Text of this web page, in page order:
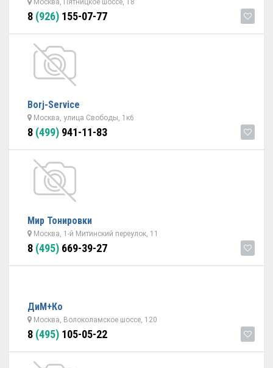
Москва, Пятницкое шоссе, 18
8 (926) 155-07-77
Borj-Service
Москва, улица Свободы, 1к6
8 (499) 941-11-83
Мир Тонировки
Москва, 1-й Митинский переулок, 11
8 (495) 669-39-27
ДиМ+Ко
Москва, Волоколамское шоссе, 120
8 (495) 105-05-22